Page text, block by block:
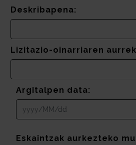
Deskribapena:
Lizitazio-oinarriaren
Argitalpen data:
Eskaintzak aurkezteko